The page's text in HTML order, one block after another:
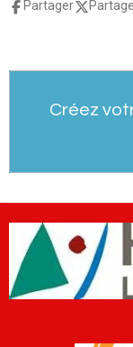
Partager
Créez